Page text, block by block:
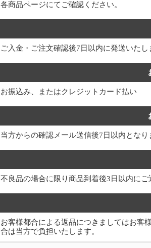
各商品ページにてご確認ください。
ご入金・ご注文確認後7日以内に発送いたし
お振込み、またはクレジットカード払い
当方からの確認メール送信後7日以内となり
不良品の場合に限り商品到着後3日以内にご
お客様都合による返品につきましてはお客
合は当方で負担いたします。